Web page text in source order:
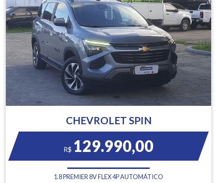
CHEVROLET SPIN
R$ 129.990,00
1.8 PREMIER 8V FLEX 4P AUTOMÁTICO